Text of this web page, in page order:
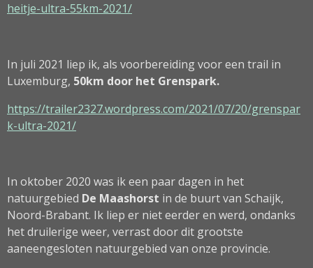
heitje-ultra-55km-2021/
In juli 2021 liep ik, als voorbereiding voor een trail in
Luxemburg, 50km door het Grenspark.
https://trailer2327.wordpress.com/2021/07/20/grenspar
k-ultra-2021/
In oktober 2020 was ik een paar dagen in het
natuurgebied De Maashorst in de buurt van Schaijk,
Noord-Brabant. Ik liep er niet eerder en werd, ondanks
het druilerige weer, verrast door dit grootste
aaneengesloten natuurgebied van onze provincie.